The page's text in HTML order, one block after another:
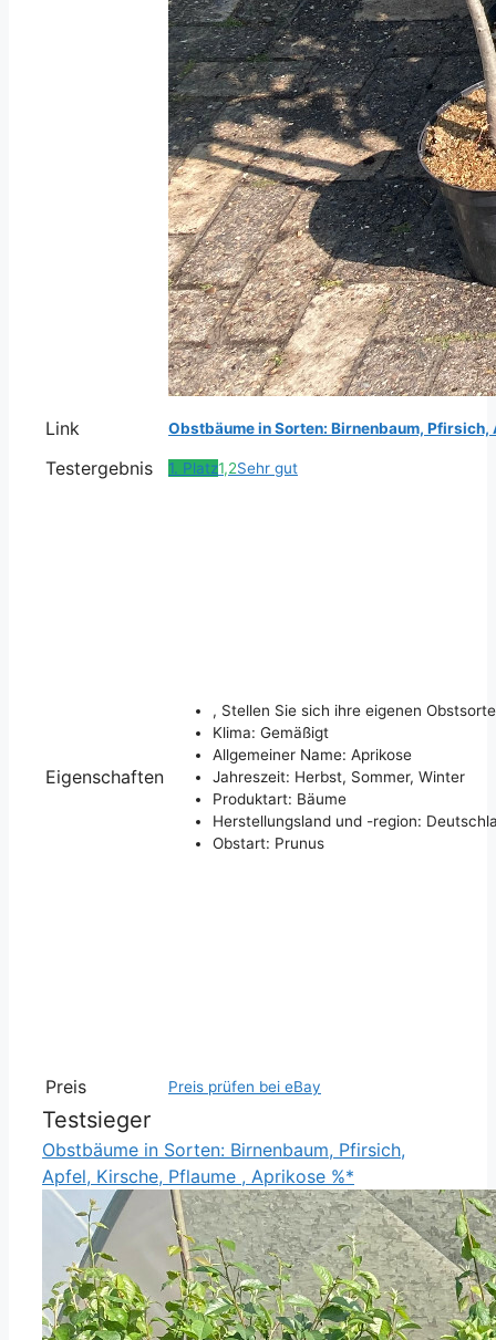
Link Obstbäume in Sorten: Birnenbaum,
Testergebnis 1. Platz1,2Sehr gut
Eigenschaften
, Stellen Sie sich ihre eigenen
Klima: Gemäßigt
Allgemeiner Name: Aprikose
Jahreszeit: Herbst, Sommer, Winter
Produktart: Bäume
Herstellungsland und -region:
Obstart: Prunus
Preis Preis prüfen bei eBay
Testsieger
Obstbäume in Sorten: Birnenbaum, Pfirsich,
Apfel, Kirsche, Pflaume , Aprikose %*